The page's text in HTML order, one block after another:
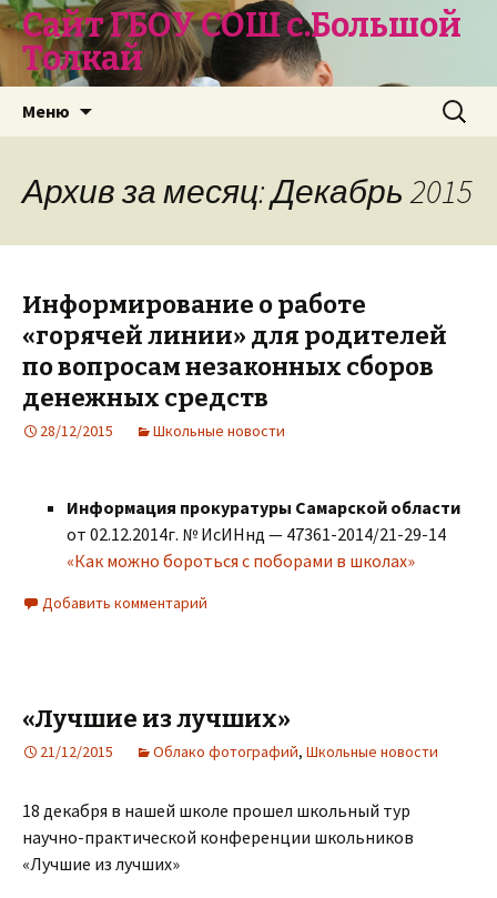
Сайт ГБОУ СОШ с.Большой
Толкай
Меню Найти:
Архив за месяц: Декабрь 2015
Информирование о работе
«горячей линии» для родителей
по вопросам незаконных сборов
денежных средств
28/12/2015 Школьные новости
Информация прокуратуры Самарской области
от 02.12.2014г. № ИсИНнд — 47361-2014/21-29-14
«Как можно бороться с поборами в школах»
Добавить комментарий
«Лучшие из лучших»
21/12/2015 Облако фотографий, Школьные новости
18 декабря в нашей школе прошел школьный тур
научно-практической конференции школьников
«Лучшие из лучших»